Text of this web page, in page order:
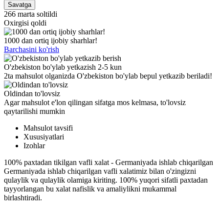
Savatga
266 marta soltildi
Oxirgisi qoldi
1000 dan ortiq ijobiy sharhlar!
Barchasini ko'rish
O'zbekiston bo'ylab yetkazish 2-5 kun
2ta mahsulot olganizda O'zbekiston bo'ylab bepul yetkazib beriladi!
Oldindan to'lovsiz
Agar mahsulot e'lon qilingan sifatga mos kelmasa, to'lovsiz
qaytarilishi mumkin
Mahsulot tavsifi
Xususiyatlari
Izohlar
100% paxtadan tikilgan vafli xalat - Germaniyada ishlab chiqarilgan
Germaniyada ishlab chiqarilgan vafli xalatimiz bilan o'zingizni
qulaylik va qulaylik olamiga kiriting. 100% yuqori sifatli paxtadan
tayyorlangan bu xalat nafislik va amaliylikni mukammal
birlashtiradi.